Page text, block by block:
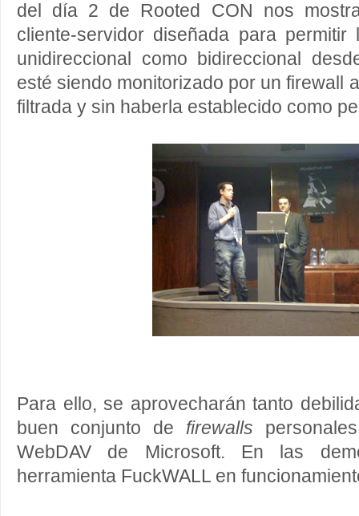
del día 2 de Rooted CON nos
cliente-servidor diseñada para permitir
unidireccional como bidireccional
esté siendo monitorizado por un firewall
filtrada y sin haberla establecido como
Para ello, se aprovecharán tanto
buen conjunto de firewalls
WebDAV de Microsoft. En las
herramienta FuckWALL en